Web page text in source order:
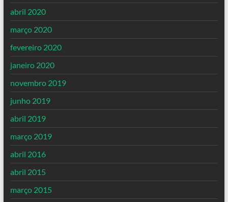
abril 2020
março 2020
fevereiro 2020
janeiro 2020
novembro 2019
junho 2019
abril 2019
março 2019
abril 2016
abril 2015
março 2015